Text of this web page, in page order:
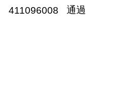
411096008
通過